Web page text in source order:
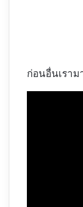
ก่อนอื่นเรา